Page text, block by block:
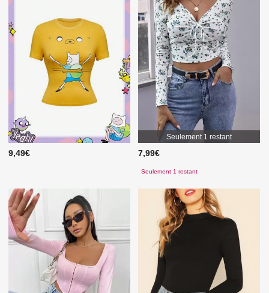
9,49€
Seulement 1 restant
7,99€
Seulement 1 restant